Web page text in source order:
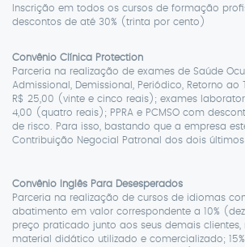
Inscrição em todos os cursos de formação
descontos de até 30% (trinta por cento)
Convênio Clínica Protection
Parceria na realização de exames de Saúde
Admissional, Demissional, Periódico, Retorno ao
R$ 25,00 (vinte e cinco reais); exames
4,00 (quatro reais); PPRA e PCMSO com
de risco. Para isso, bastando que a empresa
Contribuição Negocial Patronal dos dois últimos
Convênio Inglês Para Desesperados
Parceria na realização de cursos de idiomas
abatimento em valor correspondente a 10%
preço praticado junto aos seus demais
material didático utilizado e comercializado;